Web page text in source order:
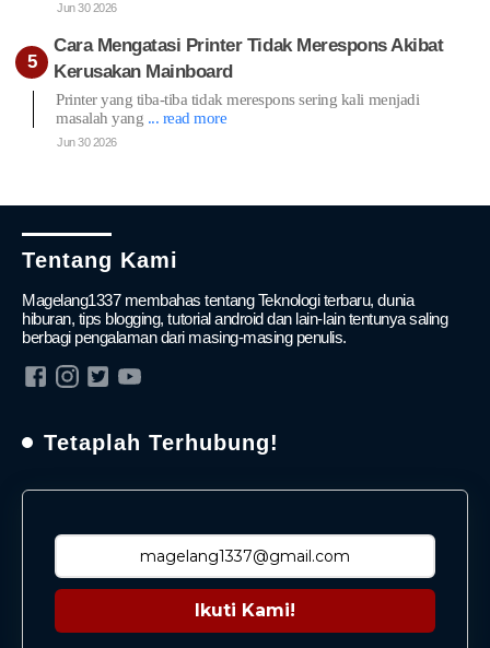
Cara Mengatasi Printer Tidak Merespons Akibat
Kerusakan Mainboard
Printer yang tiba-tiba tidak merespons sering kali menjadi
masalah yang... read more
Jun 30 2026
Tentang Kami
Magelang1337 membahas tentang Teknologi terbaru, dunia
hiburan, tips blogging, tutorial android dan lain-lain tentunya saling
berbagi pengalaman dari masing-masing penulis.
Ikuti Kami!